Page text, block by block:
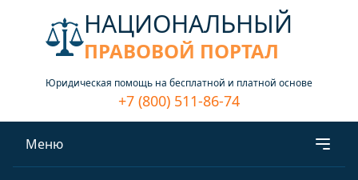
НАЦИОНАЛЬНЫЙ
ПРАВОВОЙ ПОРТАЛ
Юридическая помощь на бесплатной и платной основе
+7 (800) 511-86-74
Меню